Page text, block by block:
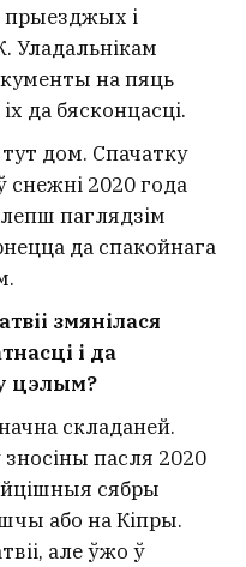
прыезджых і
Уладальнікам
на пяць
да бясконцасці.
дом. Спачатку
снежні 2020 года
паглядзім
да спакойнага
змянілася
і да
цэлым?
складаней.
зносіны пасля 2020
сябры
або на Кіпры.
але ўжо ў